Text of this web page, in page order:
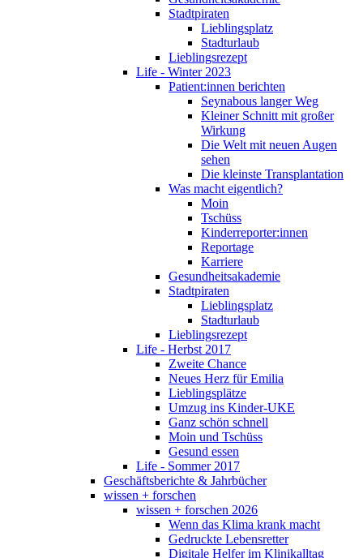
Stadtpiraten
Lieblingsplatz
Stadturlaub
Lieblingsrezept
Life - Winter 2023
Patient:innen berichten
Seynabous langer Weg
Kleiner Schnitt mit großer
Wirkung
Die Welt mit neuen Augen
sehen
Die kleinste Transplantation
Was macht eigentlich?
Moin
Tschüss
Kinderreporter:innen
Reportage
Karriere
Gesundheitsakademie
Stadtpiraten
Lieblingsplatz
Stadturlaub
Lieblingsrezept
Life - Herbst 2017
Zweite Chance
Neues Herz für Emilia
Lieblingsplätze
Umzug ins Kinder-UKE
Ganz schön schnell
Moin und Tschüss
Gesund essen
Life - Sommer 2017
Geschäftsberichte & Jahrbücher
wissen + forschen
wissen + forschen 2026
Wenn das Klima krank macht
Gedruckte Lebensretter
Digitale Helfer im Klinikalltag